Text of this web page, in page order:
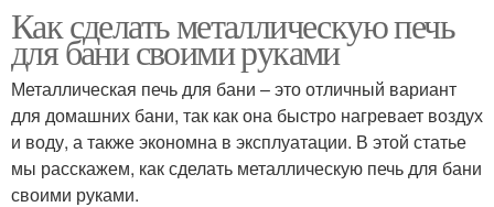
Как сделать металлическую печь
для бани своими руками
Металлическая печь для бани – это отличный вариант
для домашних бани, так как она быстро нагревает воздух
и воду, а также экономна в эксплуатации. В этой статье
мы расскажем, как сделать металлическую печь для бани
своими руками.